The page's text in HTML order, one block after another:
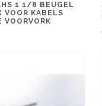
1 1/8 BEUGEL
VOOR KABELS
VOORVORK